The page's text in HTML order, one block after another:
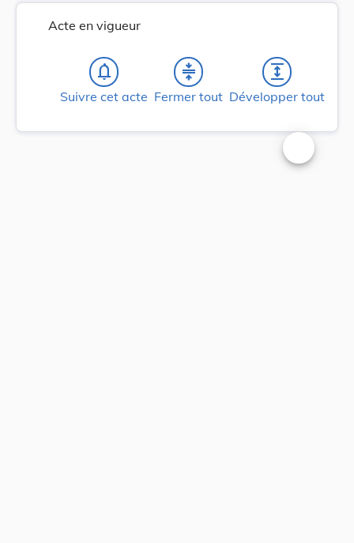
Acte en vigueur
notifications_none
Suivre cet acte
compress
Fermer tout
expand
Développer tout
Changer la